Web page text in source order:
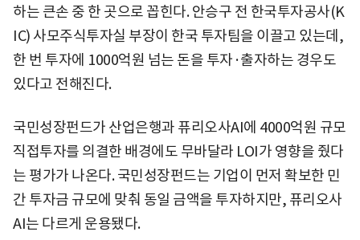
하는 큰손 중 한 곳으로 꼽힌다. 안승구 전 한국투자공사(K
IC) 사모주식투자실 부장이 한국 투자팀을 이끌고 있는데,
한 번 투자에 1000억원 넘는 돈을 투자·출자하는 경우도
있다고 전해진다.
국민성장펀드가 산업은행과 퓨리오사AI에 4000억원 규모
직접투자를 의결한 배경에도 무바달라 LOI가 영향을 줬다
는 평가가 나온다. 국민성장펀드는 기업이 먼저 확보한 민
간 투자금 규모에 맞춰 동일 금액을 투자하지만, 퓨리오사
AI는 다르게 운용됐다.